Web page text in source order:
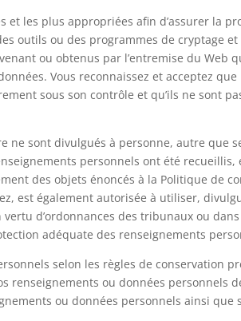
les plus appropriées afin d’assurer la
outils ou des programmes de cryptage
ou obtenus par l’entremise du Web
Vous reconnaissez et acceptez
sous son contrôle et qu’ils ne sont
ne sont divulgués à personne, autre que
personnels ont été
des objets énoncés à la Politique de
est également autorisée à utiliser,
d’ordonnances des tribunaux ou
adéquate des renseignements
selon les règles de conservation
renseignements ou données personnels
ou données personnels ainsi que